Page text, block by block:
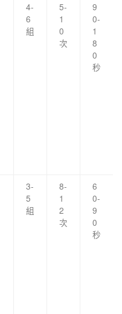
4-
6
組
5-
1
0
次
9
0-
1
8
0
秒
3-
5
組
8-
1
2
次
6
0-
9
0
秒